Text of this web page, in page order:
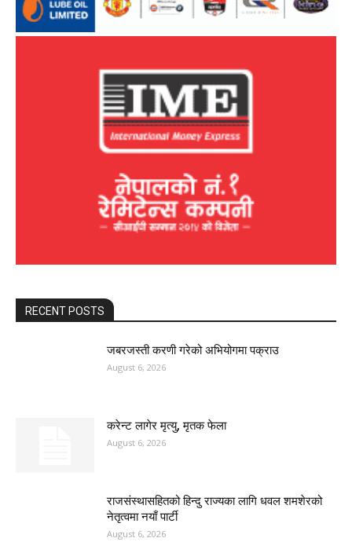
RECENT POSTS
जबरजस्ती करणी गरेको अभियोगमा पक्राउ
August 6, 2026
करेन्ट लागेर मृत्यु, मृतक फेला
August 6, 2026
राजसंस्थासहितको हिन्दु राज्यका लागि धवल शमशेरको
नेतृत्वमा नयाँ पार्टी
August 6, 2026